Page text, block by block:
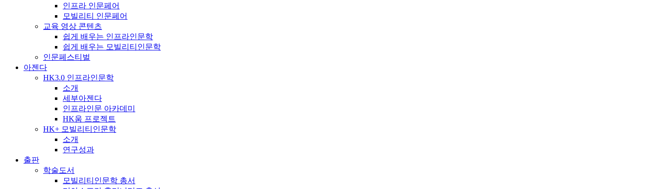
인프라 인문페어
모빌리티 인문페어
교육 영상 콘텐츠
쉽게 배우는 인프라인문학
쉽게 배우는 모빌리티인문학
인문페스티벌
아젠다
HK3.0 인프라인문학
소개
세부아젠다
인프라인문 아카데미
HK움 프로젝트
HK+ 모빌리티인문학
소개
연구성과
출판
학술도서
모빌리티인문학 총서